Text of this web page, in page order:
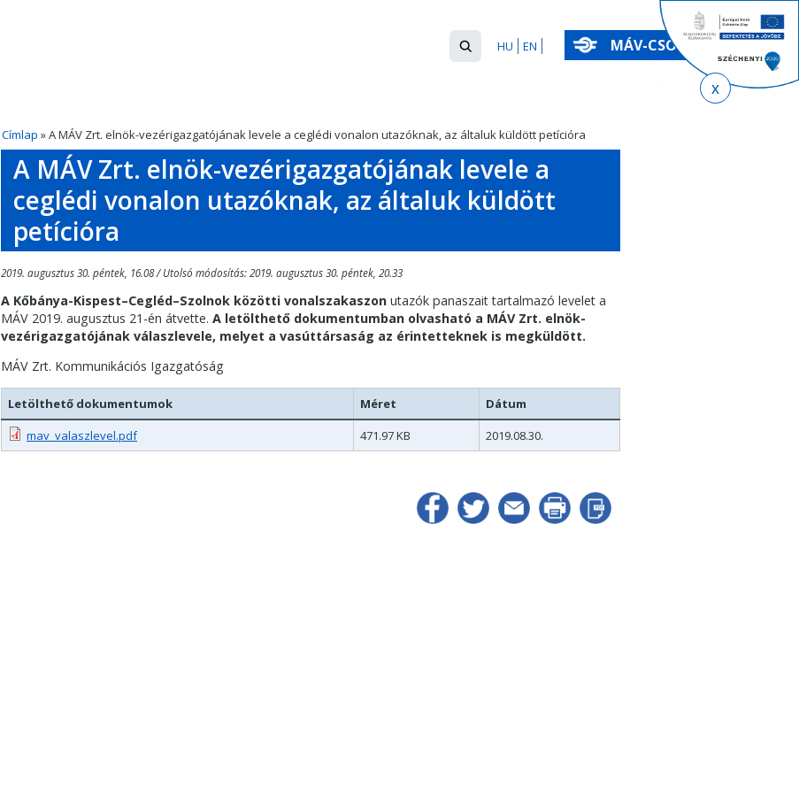
EN
HU
Keresés
űrlap
Keresés
MÁV-CSOPORT
Címlap » A MÁV Zrt. elnök-vezérigazgatójának levele a ceglédi vonalon utazóknak, az általuk küldött petícióra
A MÁV Zrt. elnök-vezérigazgatójának levele a
ceglédi vonalon utazóknak, az általuk küldött
petícióra
2019. augusztus 30. péntek, 16.08 / Utolsó módosítás: 2019. augusztus 30. péntek, 20.33
A Kőbánya-Kispest–Cegléd–Szolnok közötti vonalszakaszon utazók panaszait tartalmazó levelet a
MÁV 2019. augusztus 21-én átvette. A letölthető dokumentumban olvasható a MÁV Zrt. elnök-
vezérigazgatójának válaszlevele, melyet a vasúttársaság az érintetteknek is megküldött.
MÁV Zrt. Kommunikációs Igazgatóság
Letölthető dokumentumok Méret
Dátum
mav_valaszlevel.pdf
471.97 KB 2019.08.30.